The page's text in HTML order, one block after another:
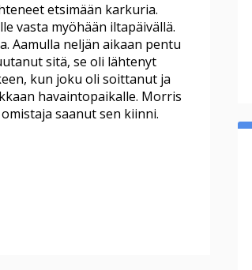
etsimään karkuria.
vasta myöhään iltapäivällä.
Aamulla neljän aikaan pentu
sitä, se oli lähtenyt
kun joku oli soittanut ja
havaintopaikalle. Morris
saanut sen kiinni.